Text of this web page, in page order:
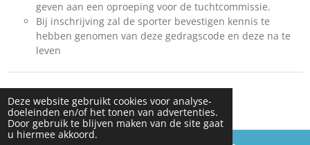
Deze website gebruikt cookies voor analyse-
doeleinden en/of het tonen van advertenties.
Door gebruik te blijven maken van de site gaat
u hiermee akkoord.
geven aan een oproeping voor de tuchtcommissie.
Bij inschrijving zal de sporter bevestigen kennis te
hebben genomen van deze gedragscode en deze na te
leven
© 2024 KRSG
Powered byJouwWeb